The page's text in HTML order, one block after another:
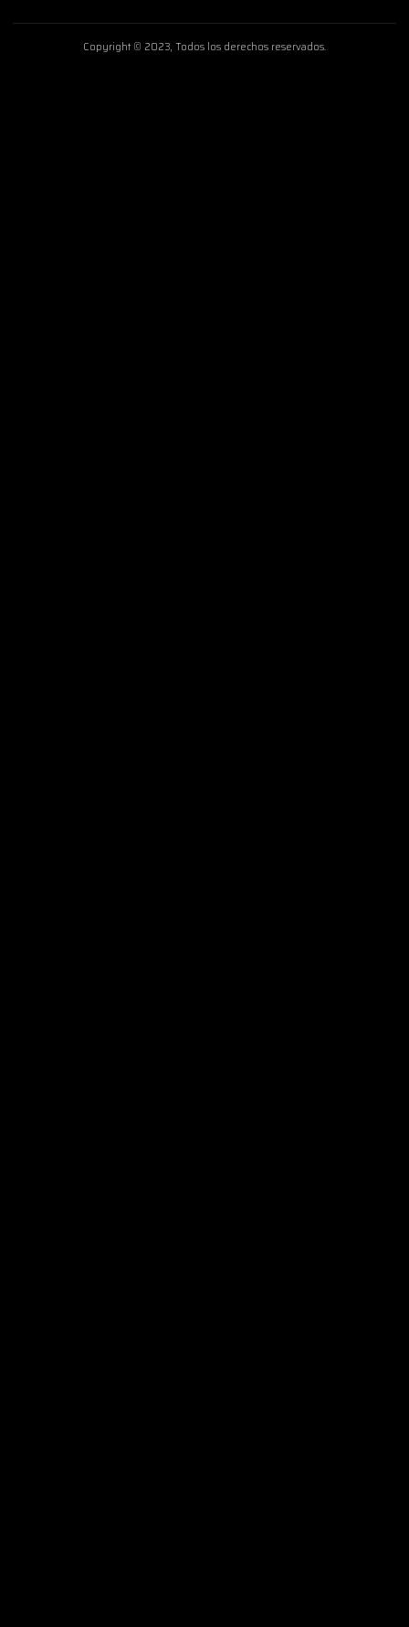
Copyright © 2023, Todos los derechos reservados.